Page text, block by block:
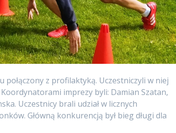
połączony z profilaktyką. Uczestniczyli w niej
imprezy byli: Damian Szatan,
Uczestnicy brali udział w licznych
Główną konkurencją był bieg długi dla